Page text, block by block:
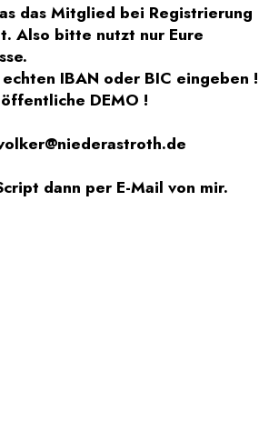
das Mitglied bei Registrierung
Also bitte nutzt nur Eure
IBAN oder BIC eingeben !
DEMO !
dann per E-Mail von mir.